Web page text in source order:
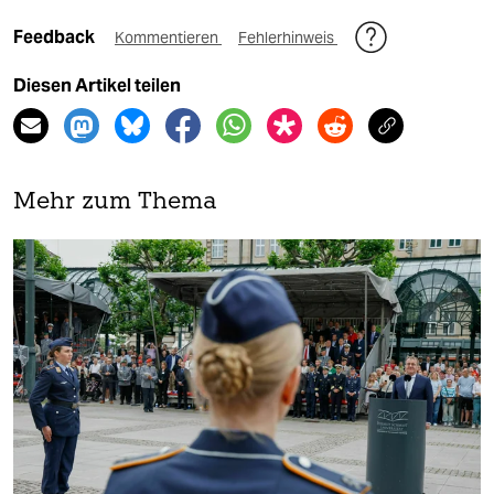
Feedback Kommentieren Fehlerhinweis
Diesen Artikel teilen
Mehr zum Thema